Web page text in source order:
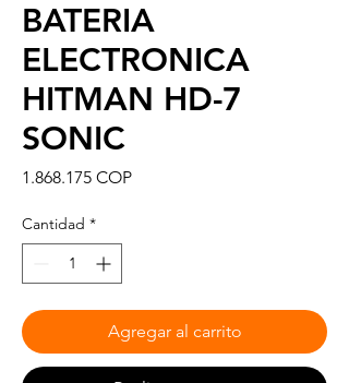
BATERIA
ELECTRONICA
HITMAN HD-7
SONIC
1.868.175 COPPrecio
Cantidad *
Agregar al carrito